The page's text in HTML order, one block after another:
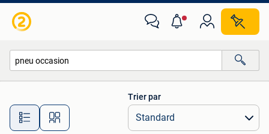
Toutes les distances…
Trier par